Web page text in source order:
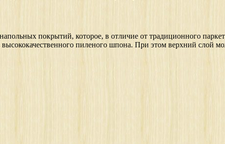
покрытий, которое, в отличие от традиционного
пиленого шпона. При этом верхний слой